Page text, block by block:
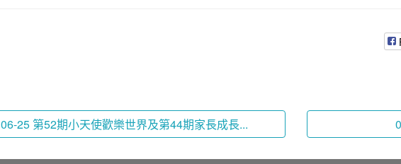
06-25 第52期小天使歡樂世界及第44期家長成長...